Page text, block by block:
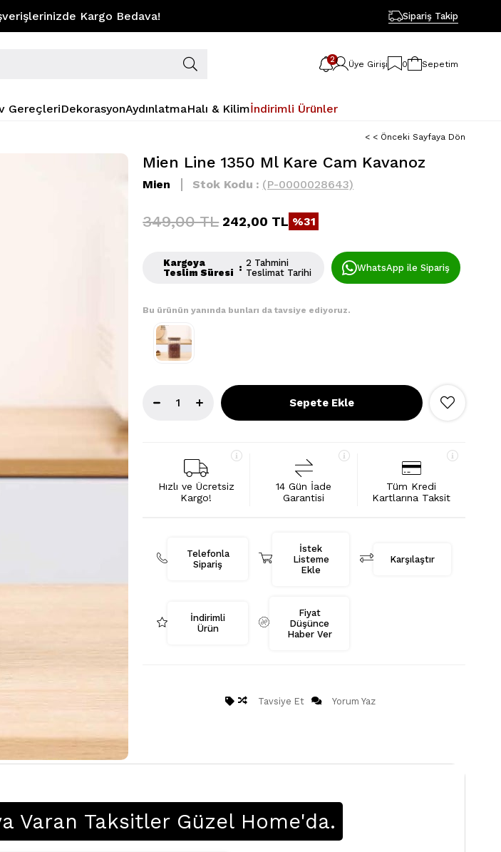
Kargo Bedava! Sipariş Takip
2 Üye Girişi 0 Sepetim
GereçleriDekorasyonAydınlatmaHalı & Kilimİndirimli Ürünler
< < Önceki Sayfaya Dön
Mien Line 1350 Ml Kare Cam Kavanoz
Mien Stok Kodu (P-0000028643)
349,00 TL 242,00 TL 31
Kargoya
Teslim Süresi : 2 Tahmini
Teslimat Tarihi
WhatsApp ile Sipariş
Bu ürünün yanında bunları da tavsiye ediyoruz.
Hızlı ve Ücretsiz
Kargo!
14 Gün İade
Garantisi
Tüm Kredi
Kartlarına Taksit
Telefonla
Sipariş
İstek
Listeme
Ekle
Karşılaştır
İndirimli
Ürün
Fiyat
Düşünce
Haber Ver
Tavsiye Et Yorum Yaz
Varan Taksitler Güzel Home'da.